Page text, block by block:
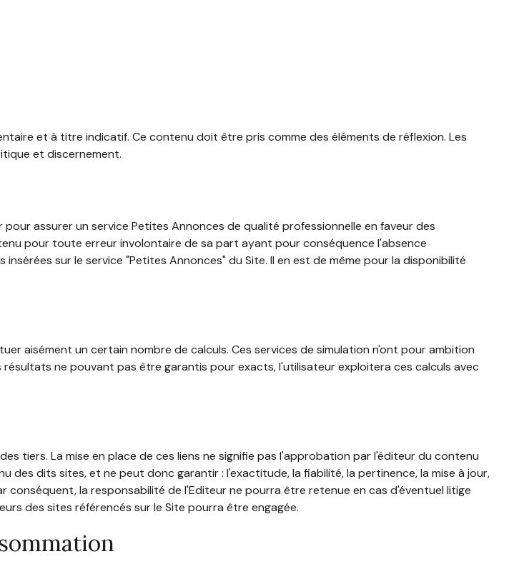
et à titre indicatif. Ce contenu doit être pris comme des éléments de réflexion. Les
et discernement.
assurer un service Petites Annonces de qualité professionnelle en faveur des
pour toute erreur involontaire de sa part ayant pour conséquence l'absence
sur le service "Petites Annonces" du Site. Il en est de même pour la disponibilité
aisément un certain nombre de calculs. Ces services de simulation n'ont pour ambition
ne pouvant pas être garantis pour exacts, l'utilisateur exploitera ces calculs avec
tiers. La mise en place de ces liens ne signifie pas l'approbation par l'éditeur du contenu
dits sites, et ne peut donc garantir : l'exactitude, la fiabilité, la pertinence, la mise à jour,
la responsabilité de l'Editeur ne pourra être retenue en cas d'éventuel litige
des sites référencés sur le Site pourra être engagée.